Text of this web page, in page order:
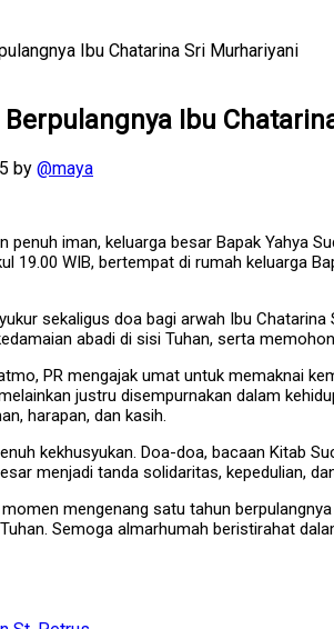
Ibu Chatarina Sri Murhariyani
Ibu
by @maya
penuh iman, keluarga besar Bapak Yahya
19.00 WIB, bertempat di rumah keluarga
sekaligus doa bagi arwah Ibu
abadi di sisi Tuhan, serta
PR mengajak umat untuk memaknai
justru disempurnakan dalam
harapan, dan kasih.
kekhusyukan. Doa-doa, bacaan Kitab
menjadi tanda solidaritas, kepedulian,
mengenang satu tahun
Semoga almarhumah beristirahat